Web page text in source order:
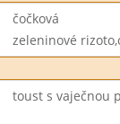
čočková
zeleninové
toust s vaječnou